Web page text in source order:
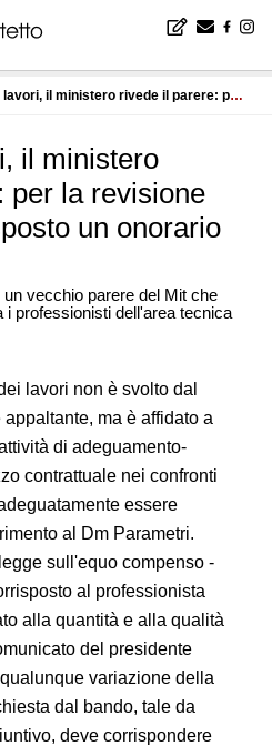
rivede il parere: per la revisione prezzi va corrisposto un onorario aggiuntivo
il ministero
per la revisione
un onorario
vecchio parere del Mit che
professionisti dell'area tecnica
lavori non è svolto dal
ma è affidato a
di adeguamento-
contrattuale nei confronti
essere
al Dm Parametri.
sull'equo compenso -
al professionista
alla quantità e alla qualità
del presidente
variazione della
dal bando, tale da
deve corrispondere